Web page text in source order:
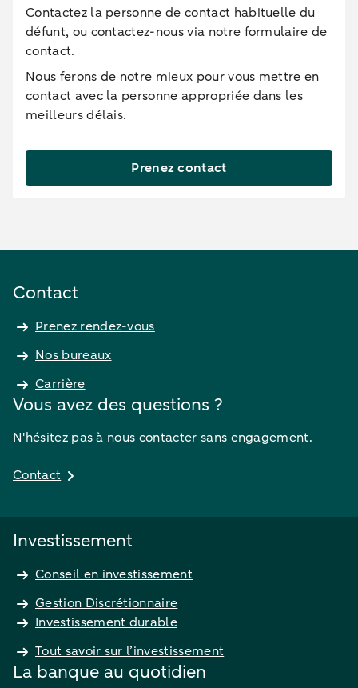
Contactez la personne de contact habituelle du
défunt, ou contactez-nous via notre formulaire de
contact.
Nous ferons de notre mieux pour vous mettre en
contact avec la personne appropriée dans les
meilleurs délais.
Prenez contact
Contact
Prenez rendez-vous
Nos bureaux
Carrière
Vous avez des questions ?
N'hésitez pas à nous contacter sans engagement.
Contact
Investissement
Conseil en investissement
Gestion Discrétionnaire
Investissement durable
Tout savoir sur l’investissement
La banque au quotidien